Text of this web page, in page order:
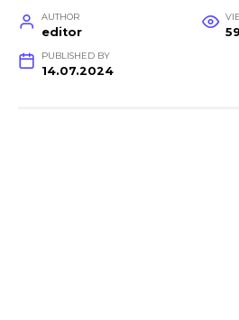
AUTHOR
editor 59
PUBLISHED BY
14.07.2024